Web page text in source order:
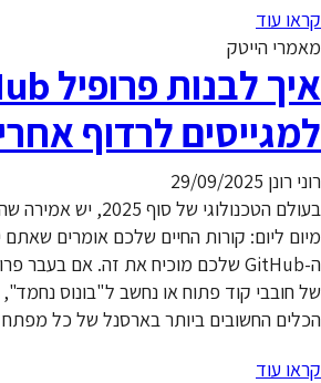
קראו עוד
מאמרי הייטק
למגייסים לרדוף
רוני רונן 29/09/2025
בעולם הטכנולוגי של
מיום ליום: קורות החיים שלכם אומרים שאתם
של חובבי קוד פתוח או נחשב ל"בונוס
הכלים החשובים ביותר בארסנל של כל מפתח
קראו עוד